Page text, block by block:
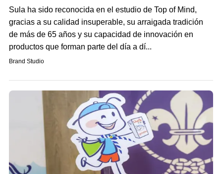
Sula ha sido reconocida en el estudio de Top of Mind,
gracias a su calidad insuperable, su arraigada tradición
de más de 65 años y su capacidad de innovación en
productos que forman parte del día a dí...
Brand Studio